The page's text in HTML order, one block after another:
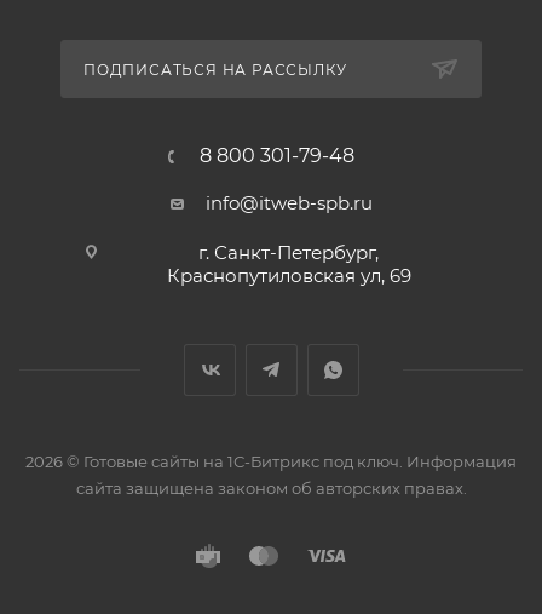
ПОДПИСАТЬСЯ НА РАССЫЛКУ
8 800 301-79-48
info@itweb-spb.ru
г. Санкт-Петербург,
Краснопутиловская ул, 69
2026 © Готовые сайты на 1С-Битрикс под ключ. Информация
сайта защищена законом об авторских правах.